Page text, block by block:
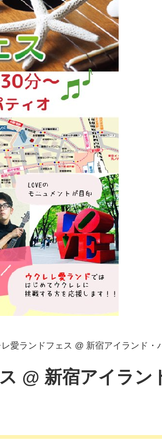
愛ランドフェス @ 新宿アイランド・
@ 新宿アイラン